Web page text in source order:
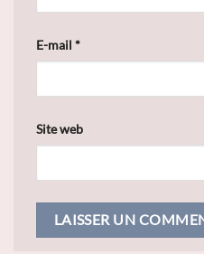
E-mail *
Site web